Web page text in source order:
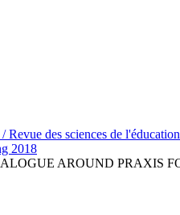
des sciences de
2018
AROUND PRAXIS